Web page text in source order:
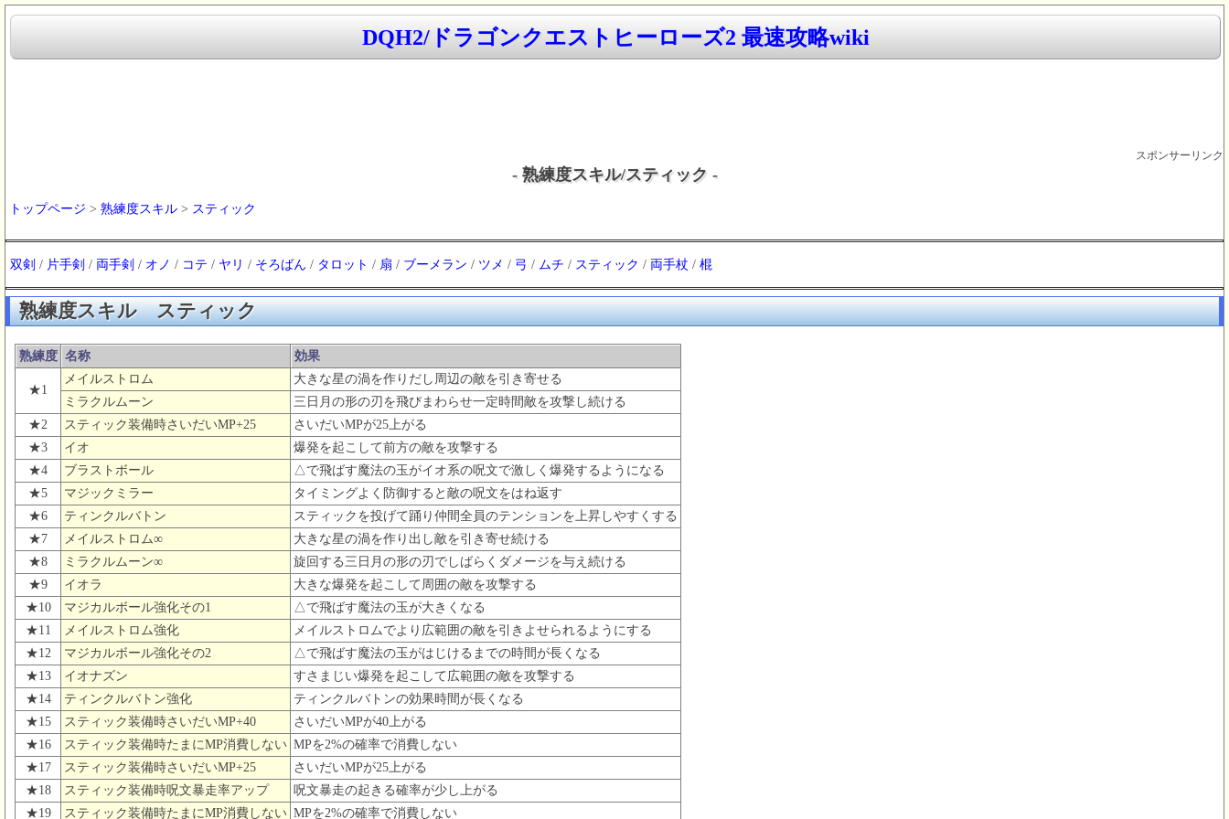
DQH2/ドラゴンクエストヒーローズ2 最速攻略wiki
スポンサーリンク
- 熟練度スキル/スティック -
トップページ > 熟練度スキル > スティック
双剣 / 片手剣 / 両手剣 / オノ / コテ / ヤリ / そろばん / タロット / 扇 / ブーメラン / ツメ / 弓 / ムチ / スティック / 両手杖 / 棍
熟練度スキル スティック
熟練度 名称 効果
★1
メイルストロム
大きな星の渦を作りだし周辺の敵を引き寄せる
ミラクルムーン
三日月の形の刃を飛びまわらせ一定時間敵を攻撃し続ける
★2
スティック装備時さいだいMP+25
さいだいMPが25上がる
★3
イオ
爆発を起こして前方の敵を攻撃する
★4
ブラストボール
△で飛ばす魔法の玉がイオ系の呪文で激しく爆発するようになる
★5
マジックミラー
タイミングよく防御すると敵の呪文をはね返す
★6
ティンクルバトン
スティックを投げて踊り仲間全員のテンションを上昇しやすくする
★7
メイルストロム∞
大きな星の渦を作り出し敵を引き寄せ続ける
★8
ミラクルムーン∞
旋回する三日月の形の刃でしばらくダメージを与え続ける
★9
イオラ
大きな爆発を起こして周囲の敵を攻撃する
★10
マジカルボール強化その1
△で飛ばす魔法の玉が大きくなる
★11
メイルストロム強化
メイルストロムでより広範囲の敵を引きよせられるようにする
★12
マジカルボール強化その2
△で飛ばす魔法の玉がはじけるまでの時間が長くなる
★13
イオナズン
すさまじい爆発を起こして広範囲の敵を攻撃する
★14
ティンクルバトン強化
ティンクルバトンの効果時間が長くなる
★15
スティック装備時さいだいMP+40
さいだいMPが40上がる
★16
スティック装備時たまにMP消費しない MPを2%の確率で消費しない
★17
スティック装備時さいだいMP+25
さいだいMPが25上がる
★18
スティック装備時呪文暴走率アップ
呪文暴走の起きる確率が少し上がる
★19
スティック装備時たまにMP消費しない MPを2%の確率で消費しない